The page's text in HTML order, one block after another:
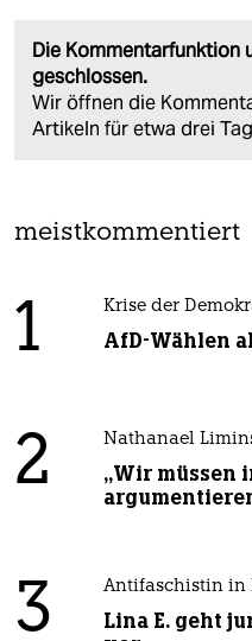
Die Kommentarfunktion
geschlossen.
Wir öffnen die
Artikeln für etwa drei
meistkommentiert
1 Krise der
AfD-Wählen
2 Nathanael
„Wir müssen
3 Antifaschistin in
Lina E. geht